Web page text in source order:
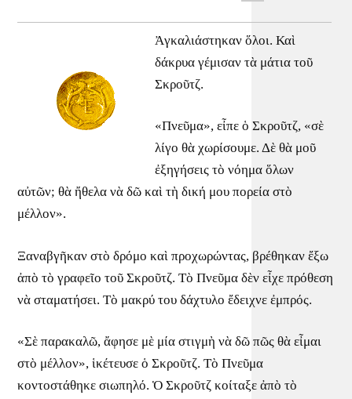
Ἀγκαλιάστηκαν ὅλοι. Καὶ
δάκρυα γέμισαν τὰ μάτια τοῦ
Σκροῦτζ.
«Πνεῦμα», εἶπε ὁ Σκροῦτζ, «σὲ
λίγο θὰ χωρίσουμε. Δὲ θὰ μοῦ
ἐξηγήσεις τὸ νόημα ὅλων
αὐτῶν; θὰ ἤθελα νὰ δῶ καὶ τὴ δική μου πορεία στὸ
μέλλον».
Ξαναβγῆκαν στὸ δρόμο καὶ προχωρώντας, βρέθηκαν ἔξω
ἀπὸ τὸ γραφεῖο τοῦ Σκροῦτζ. Τὸ Πνεῦμα δὲν εἶχε πρόθεση
νὰ σταματήσει. Τὸ μακρύ του δάχτυλο ἔδειχνε ἐμπρός.
«Σὲ παρακαλῶ, ἄφησε μὲ μία στιγμὴ νὰ δῶ πῶς θὰ εἶμαι
στὸ μέλλον», ἱκέτευσε ὁ Σκροῦτζ. Τὸ Πνεῦμα
κοντοστάθηκε σιωπηλό. Ὁ Σκροῦτζ κοίταξε ἀπὸ τὸ